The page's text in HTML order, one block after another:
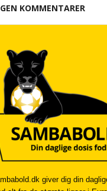
KOMMENTARER
giver dig din